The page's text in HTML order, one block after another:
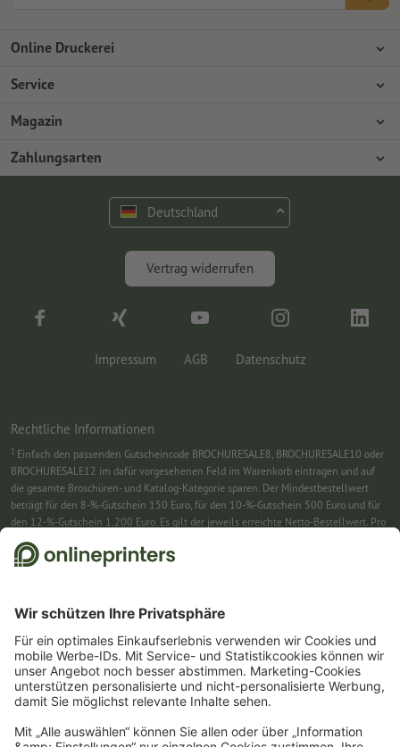
Online Druckerei
Über Onlineprinters
Presse
Umweltschutz
Service
Zahlungsarten
Versand
Magazin
Design
Zahlungsarten
Deutschland
Vertrag widerrufen
Impressum AGB Datenschutz
Rechtliche Informationen
1 Einfach den passenden Gutscheincode BROCHURESALE8, BROCHURESALE10 oder
BROCHURESALE12 im dafür vorgesehenen Feld im Warenkorb eintragen und auf
die gesamte Broschüren- und Katalog-Kategorie sparen. Der Mindestbestellwert
beträgt für den 8-%-Gutschein 150 Euro, für den 10-%-Gutschein 500 Euro und für
den 12-%-Gutschein 1.200 Euro. Es gilt der jeweils erreichte Netto-Bestellwert. Pro
Bestellung ist nur ein Gutscheincode einlösbar. Mehrfach einlösbar. Keine
Barauszahlung. Nicht mit weiteren Aktionen kombinierbar. Die Aktion gilt bis
einen Klick bestätigen. Erst dann senden wir Ihnen den Rabattcode und künftig
unseren Newsletter zu. Natürlich können Sie sich jederzeit swieder abmelden.
Maximale Höhe des Rabatts: 150 € des Bestellwerts (netto). Einmalig einlösbar.
Kein Mindestbestellwert. Keine Barauszahlung. Nicht mit weiteren Aktionen oder
Gutscheincodes kombinierbar.Der Gutschein ist nach Erhalt sechs Wochen gültig.
Warenkorb eintragen und auf ausgewählte Produkte sparen. Kein